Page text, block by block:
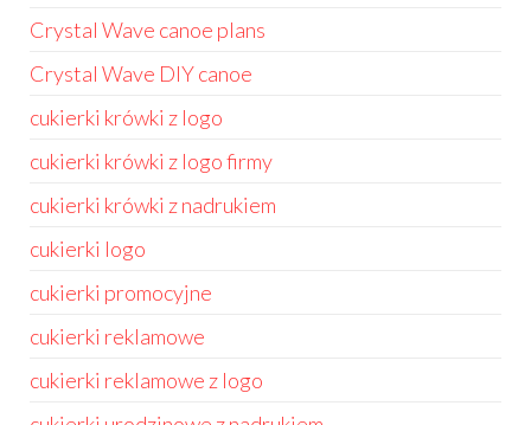
Crystal Wave canoe plans
Crystal Wave DIY canoe
cukierki krówki z logo
cukierki krówki z logo firmy
cukierki krówki z nadrukiem
cukierki logo
cukierki promocyjne
cukierki reklamowe
cukierki reklamowe z logo